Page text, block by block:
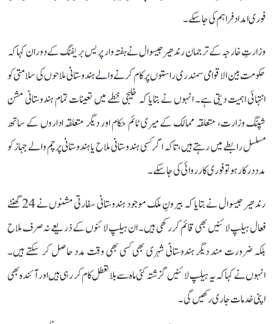
فوری امداد فراہم کی جا سکے۔
وزارتِ خارجہ کے ترجمان رندھیر جیسوال نے ہفتہ وار پریس بریفنگ کے دوران کہا کہ
حکومت بین الاقوامی سمندری راستوں پر کام کرنے والے ہندوستانی ملاحوں کی سلامتی کو
انتہائی اہمیت دیتی ہے۔ انہوں نے بتایا کہ خلیجی خطے میں تعینات تمام ہندوستانی مشن
شپنگ وزارت، متعلقہ ممالک کے میری ٹائم حکام اور دیگر متعلقہ اداروں کے ساتھ
مسلسل رابطے میں رہتے ہیں، تاکہ اگر کسی ہندوستانی ملاح یا ہندوستانی پرچم والے جہاز کو
مدد درکار ہو تو فوری کارروائی کی جا سکے۔
رندھیر جیسوال نے بتایا کہ بیرونِ ملک موجود ہندوستانی سفارتی مشنوں نے 24 گھنٹے
فعال ہیلپ لائنیں بھی قائم کر رکھی ہیں۔ ان ہیلپ لائنوں کے ذریعے نہ صرف ملاح
بلکہ ضرورت مند دیگر ہندوستانی شہری بھی کسی بھی وقت مدد حاصل کر سکتے ہیں۔
انہوں نے کہا کہ یہ ہیلپ لائنیں گزشتہ کئی ماہ سے بلا تعطل کام کر رہی ہیں اور آئندہ بھی
اپنی خدمات جاری رکھیں گی۔